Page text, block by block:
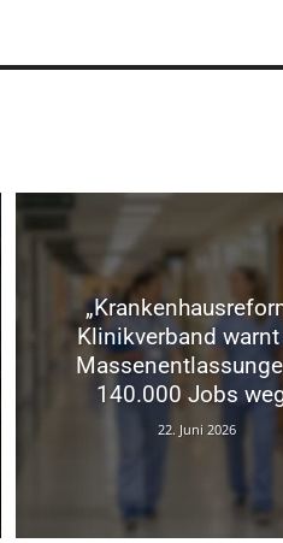
Klinikverband warnt
140.000 Jobs
22. Juni 2026